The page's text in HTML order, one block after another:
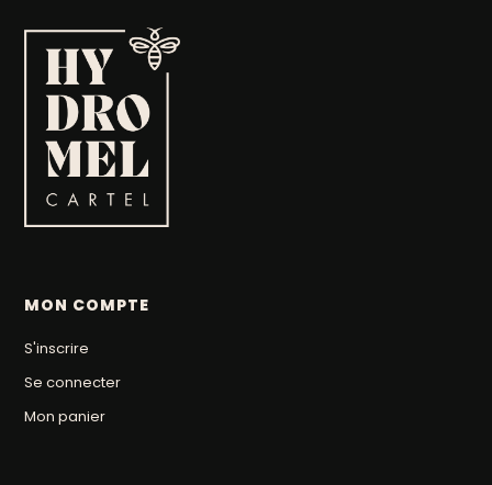
MON COMPTE
S'inscrire
Se connecter
Mon panier